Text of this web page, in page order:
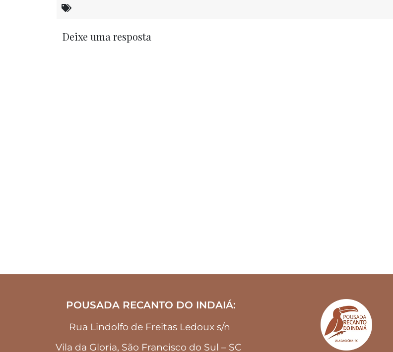
Deixe uma resposta
POUSADA RECANTO DO INDAIÁ:
Rua Lindolfo de Freitas Ledoux s/n
Vila da Gloria, São Francisco do Sul – SC